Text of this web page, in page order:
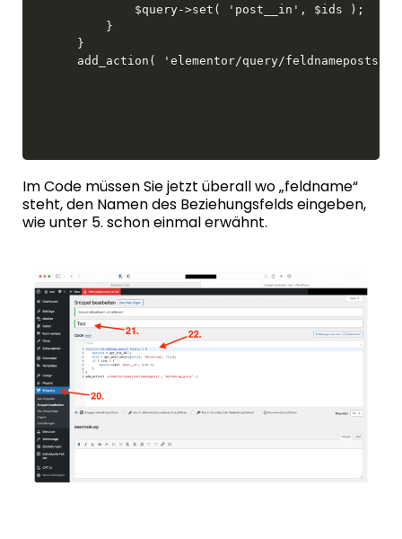
}
add_action( 'elementor/query/
Im Code müssen Sie jetzt überall wo „feldname“
steht, den Namen des Beziehungsfelds eingeben,
wieunter 5. schon einmal erwähnt.